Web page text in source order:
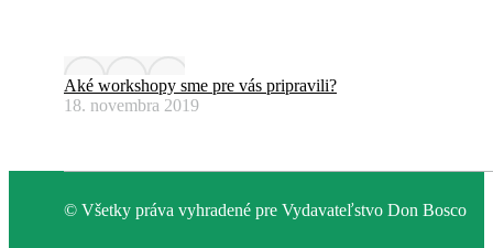
Aké workshopy sme pre vás pripravili?
18. novembra 2019
© Všetky práva vyhradené pre Vydavateľstvo Don Bosco